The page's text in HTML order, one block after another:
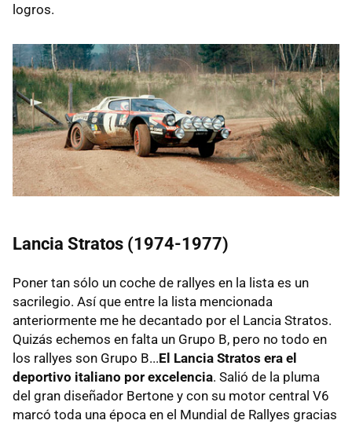
logros.
Lancia Stratos (1974-1977)
Poner tan sólo un coche de rallyes en la lista es un
sacrilegio. Así que entre la lista mencionada
anteriormente me he decantado por el Lancia Stratos.
Quizás echemos en falta un Grupo B, pero no todo en
los rallyes son Grupo B...El Lancia Stratos era el
deportivo italiano por excelencia. Salió de la pluma
del gran diseñador Bertone y con su motor central V6
marcó toda una época en el Mundial de Rallyes gracias